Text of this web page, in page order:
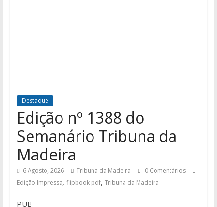
Destaque
Edição nº 1388 do
Semanário Tribuna da
Madeira
6 Agosto, 2026 Tribuna da Madeira
0 Comentários
Edição Impressa, flipbook pdf, Tribuna da Madeira
PUB